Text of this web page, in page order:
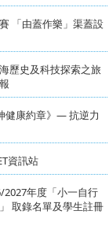
「由蓋作樂」渠蓋設
歷史及科技探索之旅
健康約章》— 抗逆力
資訊站
2027年度「小一自行
取錄名單及學生註冊